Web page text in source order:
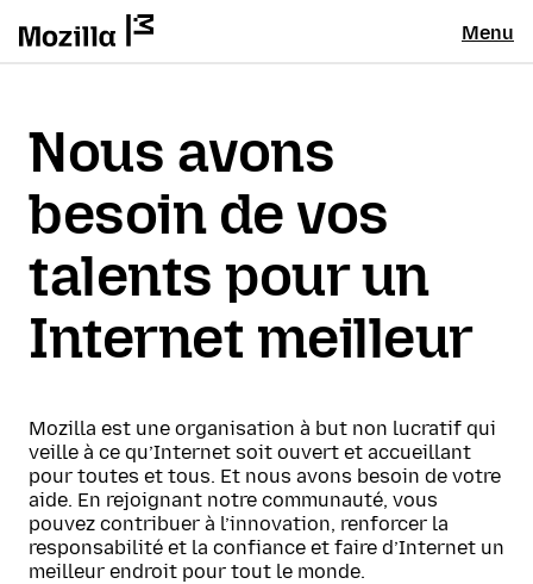
Menu
Nous avons
besoin de vos
talents pour un
Internet meilleur
Mozilla est une organisation à but non lucratif qui
veille à ce qu’Internet soit ouvert et accueillant
pour toutes et tous. Et nous avons besoin de votre
aide. En rejoignant notre communauté, vous
pouvez contribuer à l’innovation, renforcer la
responsabilité et la confiance et faire d’Internet un
meilleur endroit pour tout le monde.